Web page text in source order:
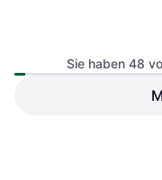
Trainingsmatte 305 x
Sie haben 48